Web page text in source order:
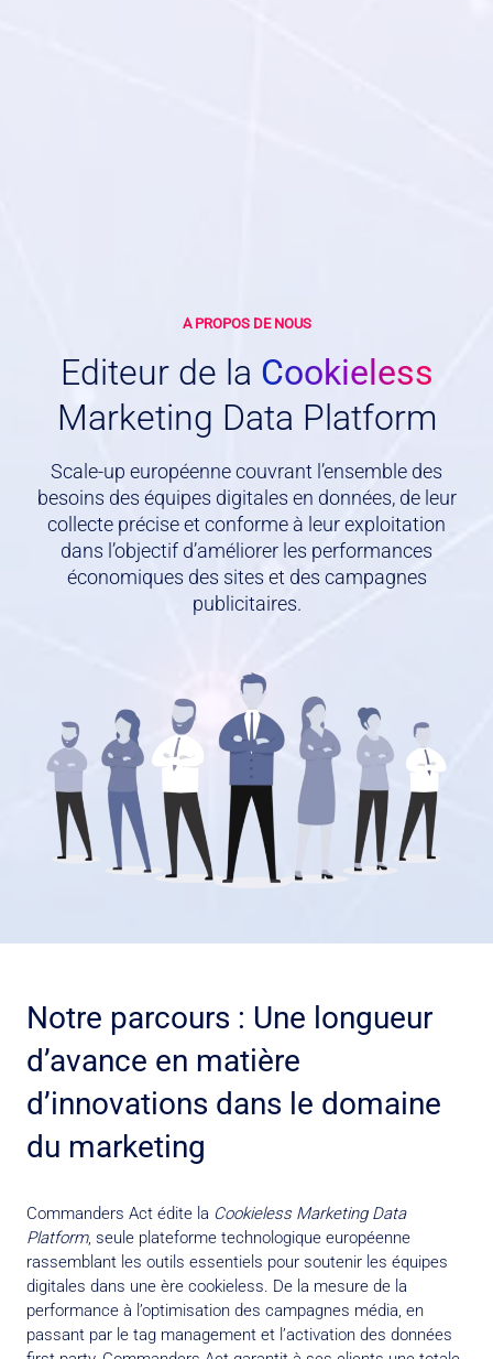
A PROPOS DE NOUS
Editeur de la Cookieless
Marketing Data Platform
Scale-up européenne couvrant l’ensemble des
besoins des équipes digitales en données, de leur
collecte précise et conforme à leur exploitation
dans l’objectif d’améliorer les performances
économiques des sites et des campagnes
publicitaires.
Notre parcours : Une longueur
d’avance en matière
d’innovations dans le domaine
du marketing
Commanders Act édite la Cookieless Marketing Data
Platform, seule plateforme technologique européenne
rassemblant les outils essentiels pour soutenir les équipes
digitales dans une ère cookieless. De la mesure de la
performance à l’optimisation des campagnes média, en
passant par le tag management et l’activation des données